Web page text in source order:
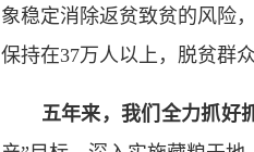
象稳定消除返贫致贫的风险
保持在37万人以上，脱贫群
五年来，我们全力抓好